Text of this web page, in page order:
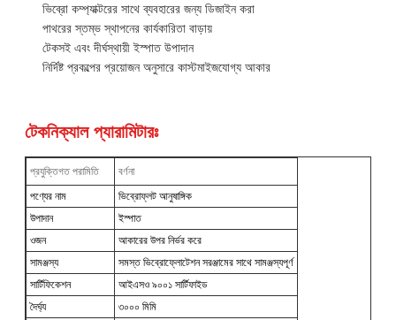
ভিব্রো কম্প্যাক্টরের সাথে ব্যবহারের জন্য ডিজাইন করা
পাথরের স্তম্ভ স্থাপনের কার্যকারিতা বাড়ায়
টেকসই এবং দীর্ঘস্থায়ী ইস্পাত উপাদান
নির্দিষ্ট প্রকল্পের প্রয়োজন অনুসারে কাস্টমাইজযোগ্য আকার
টেকনিক্যাল প্যারামিটারঃ
প্রযুক্তিগত পরামিতি
বর্ণনা
পণ্যের নাম
ভিব্রোফ্লট আনুষাঙ্গিক
উপাদান
ইস্পাত
ওজন
আকারের উপর নির্ভর করে
সামঞ্জস্য
সমস্ত ভিব্রোফ্লোটেশন সরঞ্জামের সাথে সামঞ্জস্যপূর্ণ
সার্টিফিকেশন
আইএসও ৯০০১ সার্টিফাইড
দৈর্ঘ্য
৩০০০ মিমি